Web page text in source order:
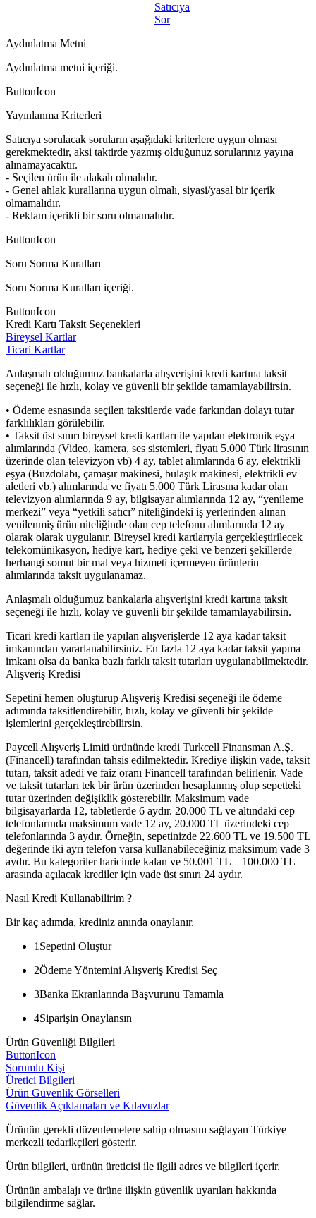
Satıcıya
Sor
Aydınlatma Metni
Aydınlatma metni içeriği.
ButtonIcon
Yayınlanma Kriterleri
Satıcıya sorulacak soruların aşağıdaki kriterlere uygun olması
gerekmektedir, aksi taktirde yazmış olduğunuz sorularınız yayına
alınamayacaktır.
- Seçilen ürün ile alakalı olmalıdır.
- Genel ahlak kurallarına uygun olmalı, siyasi/yasal bir içerik
olmamalıdır.
- Reklam içerikli bir soru olmamalıdır.
ButtonIcon
Soru Sorma Kuralları
Soru Sorma Kuralları içeriği.
ButtonIcon
Kredi Kartı Taksit Seçenekleri
Bireysel Kartlar
Ticari Kartlar
Anlaşmalı olduğumuz bankalarla alışverişini kredi kartına taksit
seçeneği ile hızlı, kolay ve güvenli bir şekilde tamamlayabilirsin.
• Ödeme esnasında seçilen taksitlerde vade farkından dolayı tutar
farklılıkları görülebilir.
• Taksit üst sınırı bireysel kredi kartları ile yapılan elektronik eşya
alımlarında (Video, kamera, ses sistemleri, fiyatı 5.000 Türk lirasının
üzerinde olan televizyon vb) 4 ay, tablet alımlarında 6 ay, elektrikli
eşya (Buzdolabı, çamaşır makinesi, bulaşık makinesi, elektrikli ev
aletleri vb.) alımlarında ve fiyatı 5.000 Türk Lirasına kadar olan
televizyon alımlarında 9 ay, bilgisayar alımlarında 12 ay, “yenileme
merkezi” veya “yetkili satıcı” niteliğindeki iş yerlerinden alınan
yenilenmiş ürün niteliğinde olan cep telefonu alımlarında 12 ay
olarak olarak uygulanır. Bireysel kredi kartlarıyla gerçekleştirilecek
telekomünikasyon, hediye kart, hediye çeki ve benzeri şekillerde
herhangi somut bir mal veya hizmeti içermeyen ürünlerin
alımlarında taksit uygulanamaz.
Anlaşmalı olduğumuz bankalarla alışverişini kredi kartına taksit
seçeneği ile hızlı, kolay ve güvenli bir şekilde tamamlayabilirsin.
Ticari kredi kartları ile yapılan alışverişlerde 12 aya kadar taksit
imkanından yararlanabilirsiniz. En fazla 12 aya kadar taksit yapma
imkanı olsa da banka bazlı farklı taksit tutarları uygulanabilmektedir.
Alışveriş Kredisi
Sepetini hemen oluşturup Alışveriş Kredisi seçeneği ile ödeme
adımında taksitlendirebilir, hızlı, kolay ve güvenli bir şekilde
işlemlerini gerçekleştirebilirsin.
Paycell Alışveriş Limiti ürününde kredi Turkcell Finansman A.Ş.
(Financell) tarafından tahsis edilmektedir. Krediye ilişkin vade, taksit
tutarı, taksit adedi ve faiz oranı Financell tarafından belirlenir. Vade
ve taksit tutarları tek bir ürün üzerinden hesaplanmış olup sepetteki
tutar üzerinden değişiklik gösterebilir. Maksimum vade
bilgisayarlarda 12, tabletlerde 6 aydır. 20.000 TL ve altındaki cep
telefonlarında maksimum vade 12 ay, 20.000 TL üzerindeki cep
telefonlarında 3 aydır. Örneğin, sepetinizde 22.600 TL ve 19.500 TL
değerinde iki ayrı telefon varsa kullanabileceğiniz maksimum vade 3
aydır. Bu kategoriler haricinde kalan ve 50.001 TL – 100.000 TL
arasında açılacak krediler için vade üst sınırı 24 aydır.
Nasıl Kredi Kullanabilirim ?
Bir kaç adımda, krediniz anında onaylanır.
1Sepetini Oluştur
2Ödeme Yöntemini Alışveriş Kredisi Seç
3Banka Ekranlarında Başvurunu Tamamla
4Siparişin Onaylansın
Ürün Güvenliği Bilgileri
ButtonIcon
Sorumlu Kişi
Üretici Bilgileri
Ürün Güvenlik Görselleri
Güvenlik Açıklamaları ve Kılavuzlar
Ürünün gerekli düzenlemelere sahip olmasını sağlayan Türkiye
merkezli tedarikçileri gösterir.
Ürün bilgileri, ürünün üreticisi ile ilgili adres ve bilgileri içerir.
Ürünün ambalajı ve ürüne ilişkin güvenlik uyarıları hakkında
bilgilendirme sağlar.